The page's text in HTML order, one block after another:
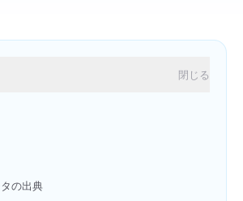
閉じる
の出典